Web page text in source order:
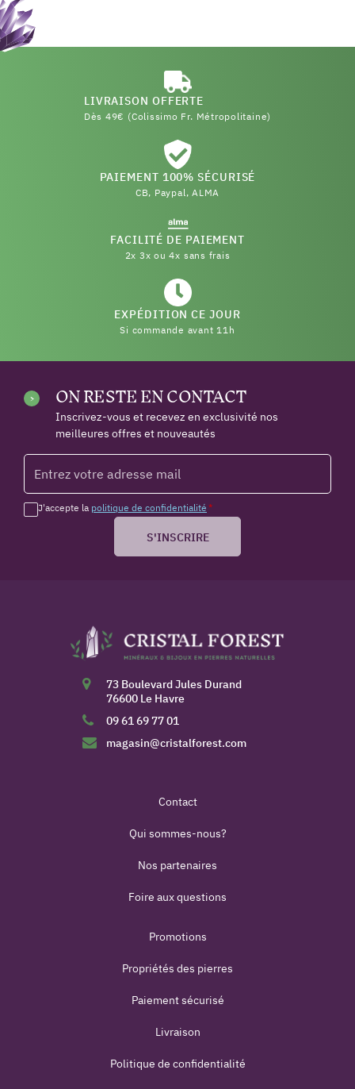
LIVRAISON OFFERTE
Dès 49€ (Colissimo Fr. Métropolitaine)
PAIEMENT 100% SÉCURISÉ
CB, Paypal, ALMA
FACILITÉ DE PAIEMENT
2x 3x ou 4x sans frais
EXPÉDITION CE JOUR
Si commande avant 11h
ON RESTE EN CONTACT
Inscrivez-vous et recevez en exclusivité nos
meilleures offres et nouveautés
J'accepte la politique de confidentialité *
S'INSCRIRE
73 Boulevard Jules Durand
76600 Le Havre
09 61 69 77 01
magasin@cristalforest.com
Contact
Qui sommes-nous?
Nos partenaires
Foire aux questions
Promotions
Propriétés des pierres
Paiement sécurisé
Livraison
Politique de confidentialité